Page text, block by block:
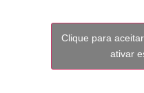
Clique para
ativar